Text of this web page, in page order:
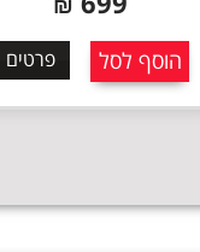
הוסף לסל פרטים